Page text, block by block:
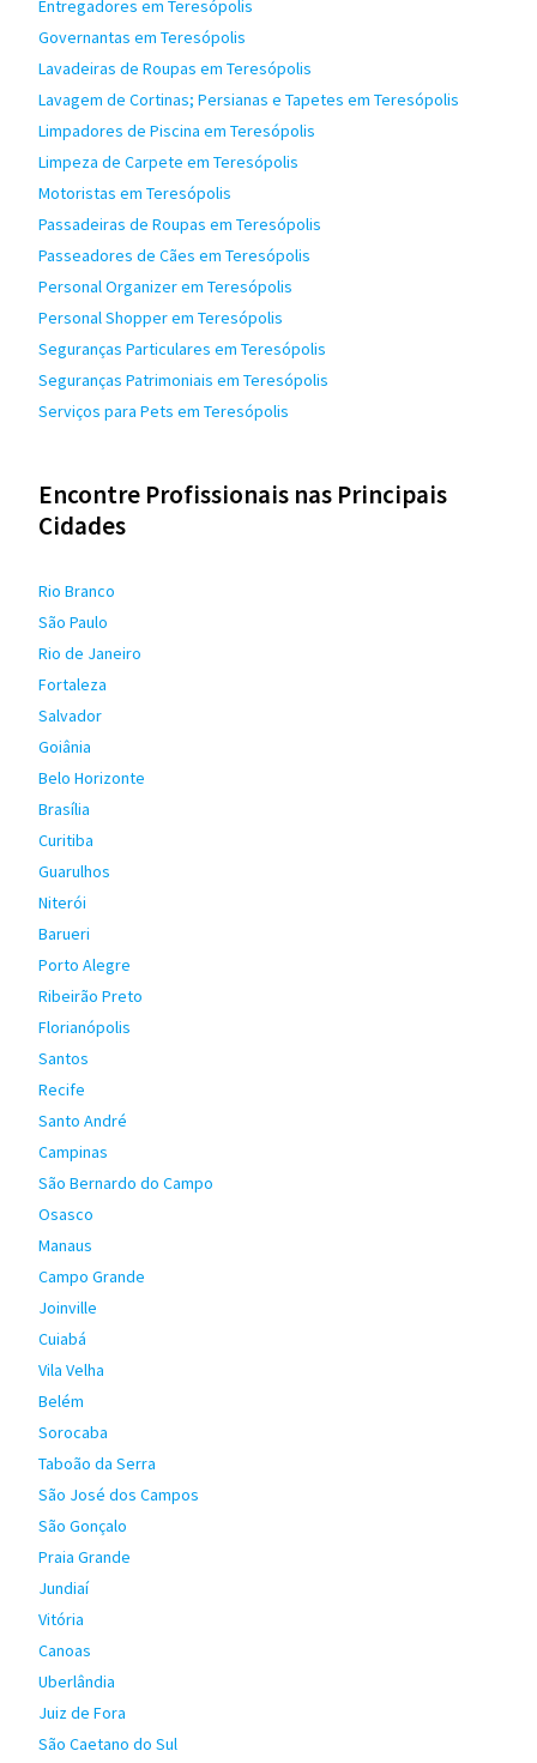
Entregadores em Teresópolis
Governantas em Teresópolis
Lavadeiras de Roupas em Teresópolis
Lavagem de Cortinas; Persianas e Tapetes em Teresópolis
Limpadores de Piscina em Teresópolis
Limpeza de Carpete em Teresópolis
Motoristas em Teresópolis
Passadeiras de Roupas em Teresópolis
Passeadores de Cães em Teresópolis
Personal Organizer em Teresópolis
Personal Shopper em Teresópolis
Seguranças Particulares em Teresópolis
Seguranças Patrimoniais em Teresópolis
Serviços para Pets em Teresópolis
Encontre Profissionais nas Principais
Cidades
Rio Branco
São Paulo
Rio de Janeiro
Fortaleza
Salvador
Goiânia
Belo Horizonte
Brasília
Curitiba
Guarulhos
Niterói
Barueri
Porto Alegre
Ribeirão Preto
Florianópolis
Santos
Recife
Santo André
Campinas
São Bernardo do Campo
Osasco
Manaus
Campo Grande
Joinville
Cuiabá
Vila Velha
Belém
Sorocaba
Taboão da Serra
São José dos Campos
São Gonçalo
Praia Grande
Jundiaí
Vitória
Canoas
Uberlândia
Juiz de Fora
São Caetano do Sul